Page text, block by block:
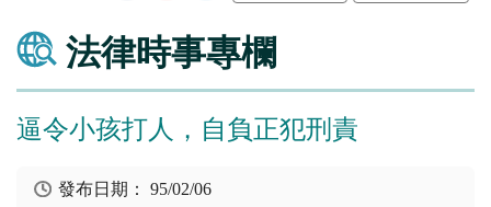
法律時事專欄
逼令小孩打人，自負正犯刑責
發布日期：95/02/06